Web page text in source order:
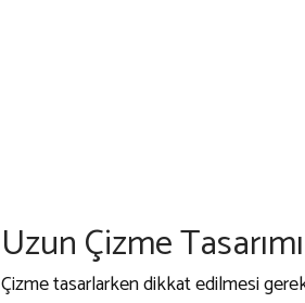
Uzun Çizme
Çizme tasarlarken dikkat edilmesi